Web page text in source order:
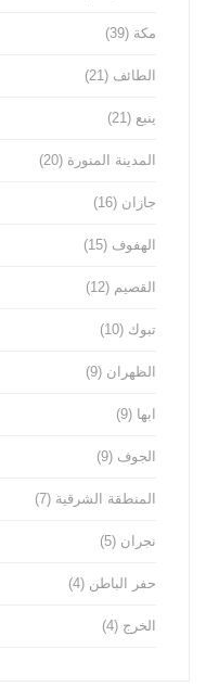
مكة (39)
الطائف (21)
ينبع (21)
المدينة المنورة (20)
جازان (16)
الهفوف (15)
القصيم (12)
تبوك (10)
الظهران (9)
ابها (9)
الجوف (9)
المنطقة الشرقية (7)
نجران (5)
حفر الباطن (4)
الخرج (4)